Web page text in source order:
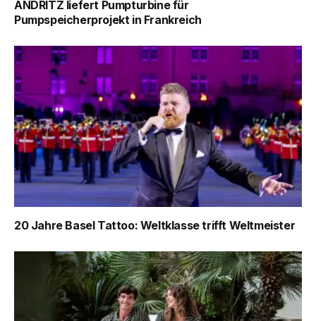
ANDRITZ liefert Pumpturbine für
Pumpspeicherprojekt in Frankreich
20 Jahre Basel Tattoo: Weltklasse trifft Weltmeister